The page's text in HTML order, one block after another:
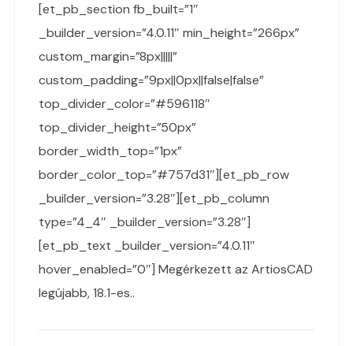
[et_pb_section fb_built=”1″
_builder_version=”4.0.11″ min_height=”266px”
custom_margin=”8px|||||”
custom_padding=”9px||0px||false|false”
top_divider_color=”#596118″
top_divider_height=”50px”
border_width_top=”1px”
border_color_top=”#757d31″][et_pb_row
_builder_version=”3.28″][et_pb_column
type=”4_4″ _builder_version=”3.28″]
[et_pb_text _builder_version=”4.0.11″
hover_enabled=”0″] Megérkezett az ArtiosCAD
legújabb, 18.1-es..